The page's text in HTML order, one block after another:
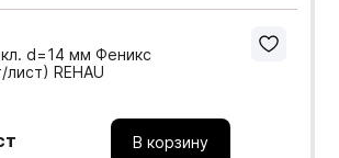
d=14 мм Феникс
REHAU
В корзину